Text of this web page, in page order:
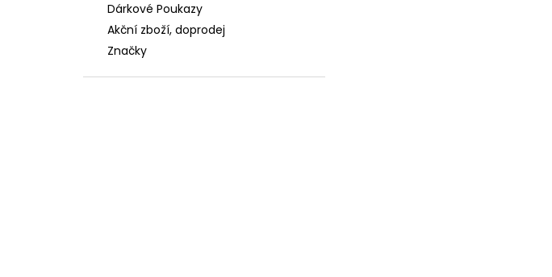
Dárkové Poukazy
Akční zboží, doprodej
Značky